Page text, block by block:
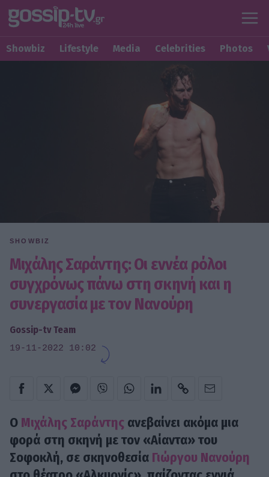
Showbiz Lifestyle Media Celebrities Photos
SHOWBIZ
Μιχάλης Σαράντης: Οι εννέα ρόλοι
συγχρόνως πάνω στη σκηνή και η
συνεργασία με τον Νανούρη
Gossip-tv Team
19-11-2022 10:02
Ο Μιχάλης Σαράντης ανεβαίνει ακόμα μια
φορά στη σκηνή με τον «Αίαντα» του
Σοφοκλή, σε σκηνοθεσία Γιώργου Νανούρη